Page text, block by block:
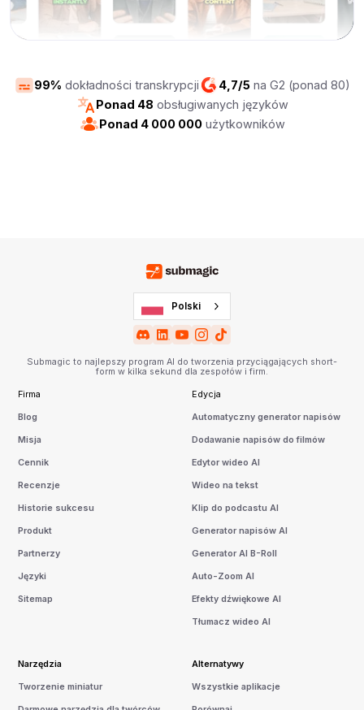
99% dokładności transkrypcji 4,7/5na G2 (ponad 80)
Ponad 48 obsługiwanych języków
Ponad 4 000 000użytkowników
Polski
Submagic to najlepszy program AI do tworzenia przyciągających short-
form w kilka sekund dla zespołów i firm.
Firma
Blog
Misja
Cennik
Recenzje
Historie sukcesu
Produkt
Partnerzy
Języki
Sitemap
Edycja
Automatyczny generator napisów
Dodawanie napisów do filmów
Edytor wideo AI
Wideo na tekst
Klip do podcastu AI
Generator napisów AI
Generator AI B-Roll
Auto-Zoom AI
Efekty dźwiękowe AI
Tłumacz wideo AI
Narzędzia
Tworzenie miniatur
Alternatywy
Wszystkie aplikacje